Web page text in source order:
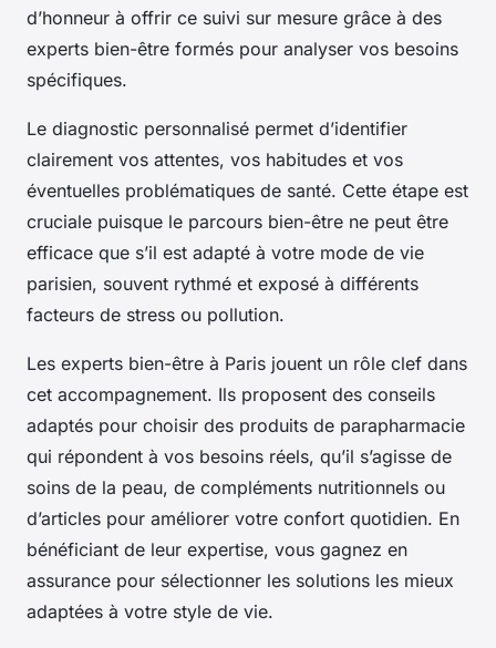
d’honneur à offrir ce suivi sur mesure grâce à des
experts bien-être formés pour analyser vos besoins
spécifiques.
Le diagnostic personnalisé permet d’identifier
clairement vos attentes, vos habitudes et vos
éventuelles problématiques de santé. Cette étape est
cruciale puisque le parcours bien-être ne peut être
efficace que s’il est adapté à votre mode de vie
parisien, souvent rythmé et exposé à différents
facteurs de stress ou pollution.
Les experts bien-être à Paris jouent un rôle clef dans
cet accompagnement. Ils proposent des conseils
adaptés pour choisir des produits de parapharmacie
qui répondent à vos besoins réels, qu’il s’agisse de
soins de la peau, de compléments nutritionnels ou
d’articles pour améliorer votre confort quotidien. En
bénéficiant de leur expertise, vous gagnez en
assurance pour sélectionner les solutions les mieux
adaptées à votre style de vie.